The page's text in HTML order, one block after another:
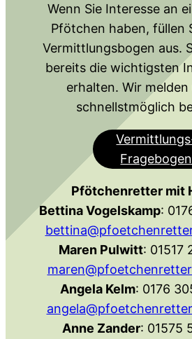
Wenn Sie Interesse an
Pfötchen haben, füllen
Vermittlungsbogen aus.
bereits die wichtigsten
erhalten. Wir melden
schnellstmöglich
Fragebogen
Pfötchenretter mit
Bettina Vogelskamp:
Maren Pulwitt: 01517
Angela Kelm: 0176
Anne Zander: 01575